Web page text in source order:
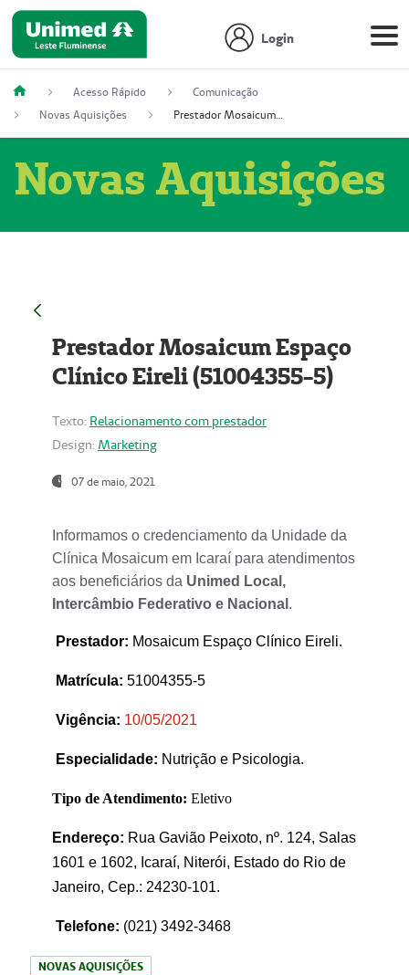
Login
Acesso Rápido
Comunicação
Novas Aquisições
Prestador Mosaicum Espaço Clínico Eireli (51004355-5)
Novas Aquisições
Prestador Mosaicum Espaço
Clínico Eireli (51004355-5)
Texto: Relacionamento com prestador
Design: Marketing
07 de maio, 2021
Informamos o credenciamento da Unidade da
Clínica Mosaicum em Icaraí para atendimentos
aos beneficiários da Unimed Local,
Intercâmbio Federativo e Nacional .
Prestador: Mosaicum Espaço Clínico Eireli.
Matrícula: 51004355-5
Vigência: 10/05/2021
Especialidade: Nutrição e Psicologia.
Tipo de Atendimento: Eletivo
Endereço: Rua Gavião Peixoto, nº. 124, Salas
1601 e 1602, Icaraí, Niterói, Estado do Rio de
Janeiro, Cep.: 24230-101.
Telefone: (021) 3492-3468
NOVAS AQUISIÇÕES